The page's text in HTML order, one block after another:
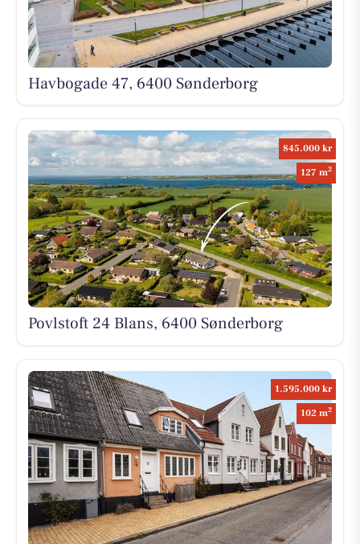
Havbogade 47, 6400 Sønderborg
845.000 kr
127 m2
Povlstoft 24 Blans, 6400 Sønderborg
1.595.000 kr
102 m2